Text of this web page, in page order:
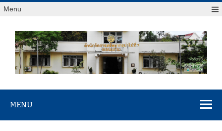
Menu
สจป.ที่ 7
(ขอนแก่น)
MENU